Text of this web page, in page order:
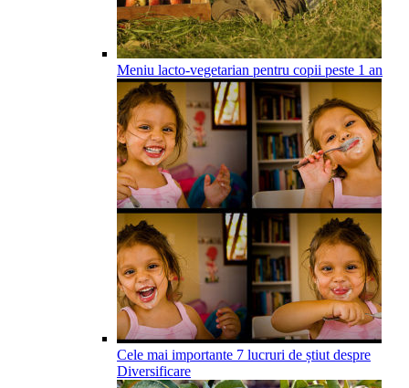
Meniu lacto-vegetarian pentru copii peste 1 an
Cele mai importante 7 lucruri de știut despre
Diversificare